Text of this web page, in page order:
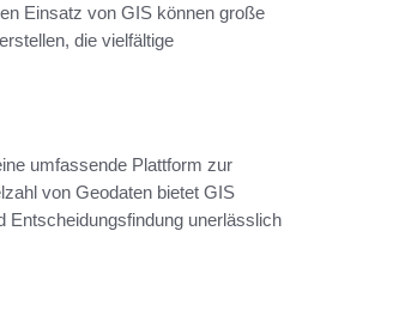
Einsatz von GIS können große
die vielfältige
umfassende Plattform zur
von Geodaten bietet GIS
Entscheidungsfindung unerlässlich